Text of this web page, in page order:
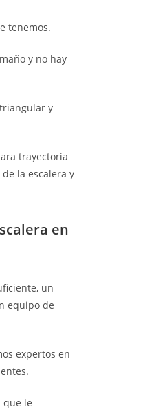
tenemos.
y no hay
y
trayectoria
la escalera y
en
un
equipo de
expertos en
que le